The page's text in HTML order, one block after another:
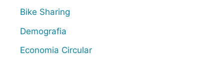
Bike Sharing
Demografia
Economia Circular